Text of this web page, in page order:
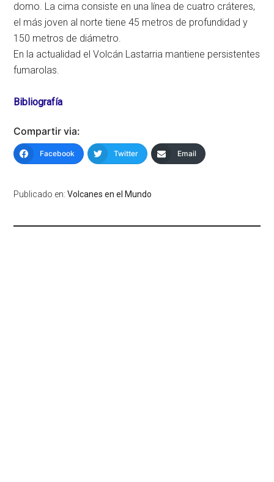
domo. La cima consiste en una línea de cuatro cráteres,
el más joven al norte tiene 45 metros de profundidad y
150 metros de diámetro.
En la actualidad el Volcán Lastarria mantiene persistentes
fumarolas.
Bibliografía
Compartir via:
Facebook Twitter Email
Publicado en:Volcanes en el Mundo